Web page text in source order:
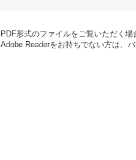
PDF形式のファイルをご覧いただく場
Adobe Readerをお持ちでない方は、